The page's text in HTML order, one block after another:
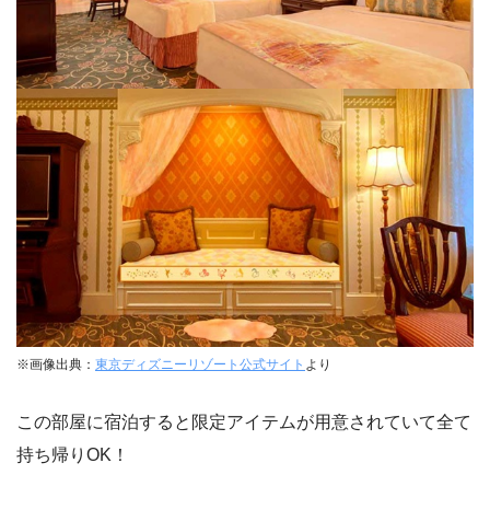
※画像出典： 東京ディズニーリゾート公式サイト より
この部屋に宿泊すると限定アイテムが用意されていて全て
持ち帰りOK！